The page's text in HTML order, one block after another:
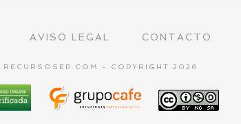
AVISO LEGAL CONTACTO
- COPYRIGHT 2026